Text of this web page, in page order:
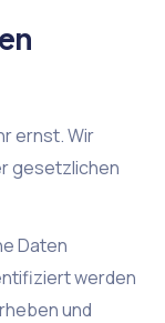
ernst. Wir
gesetzlichen
Daten
werden
und